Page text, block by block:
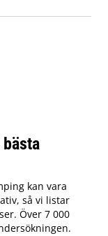
kan vara
så vi listar
Över 7 000